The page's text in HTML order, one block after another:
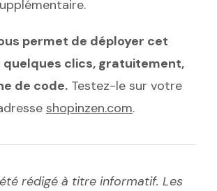
permet de déployer cet
quelques clics, gratuitement,
de code. Testez-le sur votre
shopinzen.com.
rédigé à titre informatif. Les